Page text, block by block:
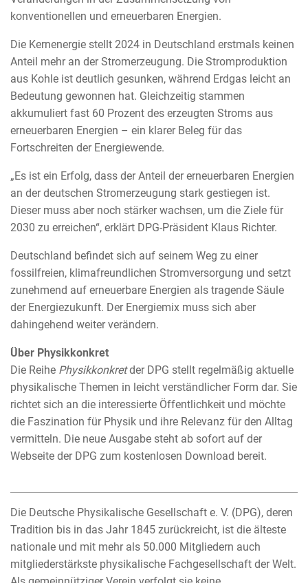
konventionellen und erneuerbaren Energien.
Die Kernenergie stellt 2024 in Deutschland erstmals keinen
Anteil mehr an der Stromerzeugung. Die Stromproduktion
aus Kohle ist deutlich gesunken, während Erdgas leicht an
Bedeutung gewonnen hat. Gleichzeitig stammen
akkumuliert fast 60 Prozent des erzeugten Stroms aus
erneuerbaren Energien – ein klarer Beleg für das
Fortschreiten der Energiewende.
„Es ist ein Erfolg, dass der Anteil der erneuerbaren Energien
an der deutschen Stromerzeugung stark gestiegen ist.
Dieser muss aber noch stärker wachsen, um die Ziele für
2030 zu erreichen“, erklärt DPG-Präsident Klaus Richter.
Deutschland befindet sich auf seinem Weg zu einer
fossilfreien, klimafreundlichen Stromversorgung und setzt
zunehmend auf erneuerbare Energien als tragende Säule
der Energiezukunft. Der Energiemix muss sich aber
dahingehend weiter verändern.
Über Physikkonkret
Die Reihe Physikkonkretder DPG stellt regelmäßig aktuelle
physikalische Themen in leicht verständlicher Form dar. Sie
richtet sich an die interessierte Öffentlichkeit und möchte
die Faszination für Physik und ihre Relevanz für den Alltag
vermitteln. Die neue Ausgabe steht ab sofort auf der
Webseite der DPG zum kostenlosen Download bereit.
Die Deutsche Physikalische Gesellschaft e. V. (DPG), deren
Tradition bis in das Jahr 1845 zurückreicht, ist die älteste
nationale und mit mehr als 50.000 Mitgliedern auch
mitgliederstärkste physikalische Fachgesellschaft der Welt.